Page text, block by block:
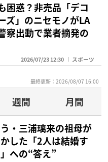
困惑？非売品「デコ
ズ」のニセモノがLA
察出動で業者摘発の
2026/07/23 12:30 スポーツ
最終更新：2026/08/07 16:00
週間
月間
・三浦璃来の祖母が
した「2人は結婚す
への“答え”